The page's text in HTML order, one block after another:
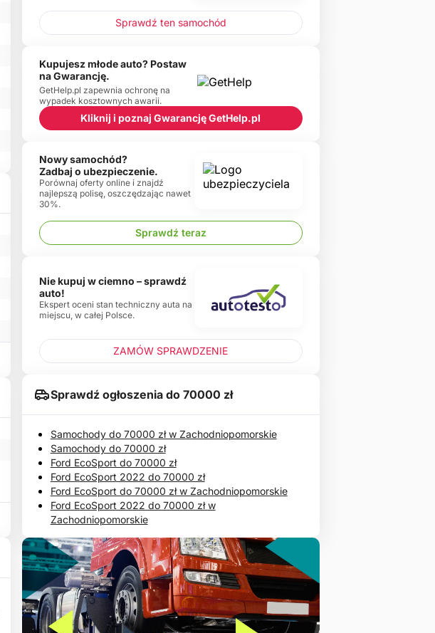
Sprawdź ten samochód
Kupujesz młode auto? Postaw
na Gwarancję.
GetHelp.pl zapewnia ochronę na
wypadek kosztownych awarii.
Kliknij i poznaj Gwarancję GetHelp.pl
Nowy samochód?
Zadbaj o ubezpieczenie.
Porównaj oferty online i znajdź
najlepszą polisę, oszczędzając nawet
30%.
Sprawdź teraz
Nie kupuj w ciemno – sprawdź
auto!
Ekspert oceni stan techniczny auta na
miejscu, w całej Polsce.
ZAMÓW SPRAWDZENIE
Sprawdź ogłoszenia do 70000 zł
Samochody do 70000 zł w Zachodniopomorskie
Samochody do 70000 zł
Ford EcoSport do 70000 zł
Ford EcoSport 2022 do 70000 zł
Ford EcoSport do 70000 zł w Zachodniopomorskie
Ford EcoSport 2022 do 70000 zł w
Zachodniopomorskie